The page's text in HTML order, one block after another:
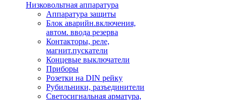
Низковольтная аппаратура
Аппаратура защиты
Блок аварийн.включения,
автом. ввода резерва
Контакторы, реле,
магнит.пускатели
Концевые выключатели
Приборы
Розетки на DIN рейку
Рубильники, разъединители
Светосигнальная арматура,